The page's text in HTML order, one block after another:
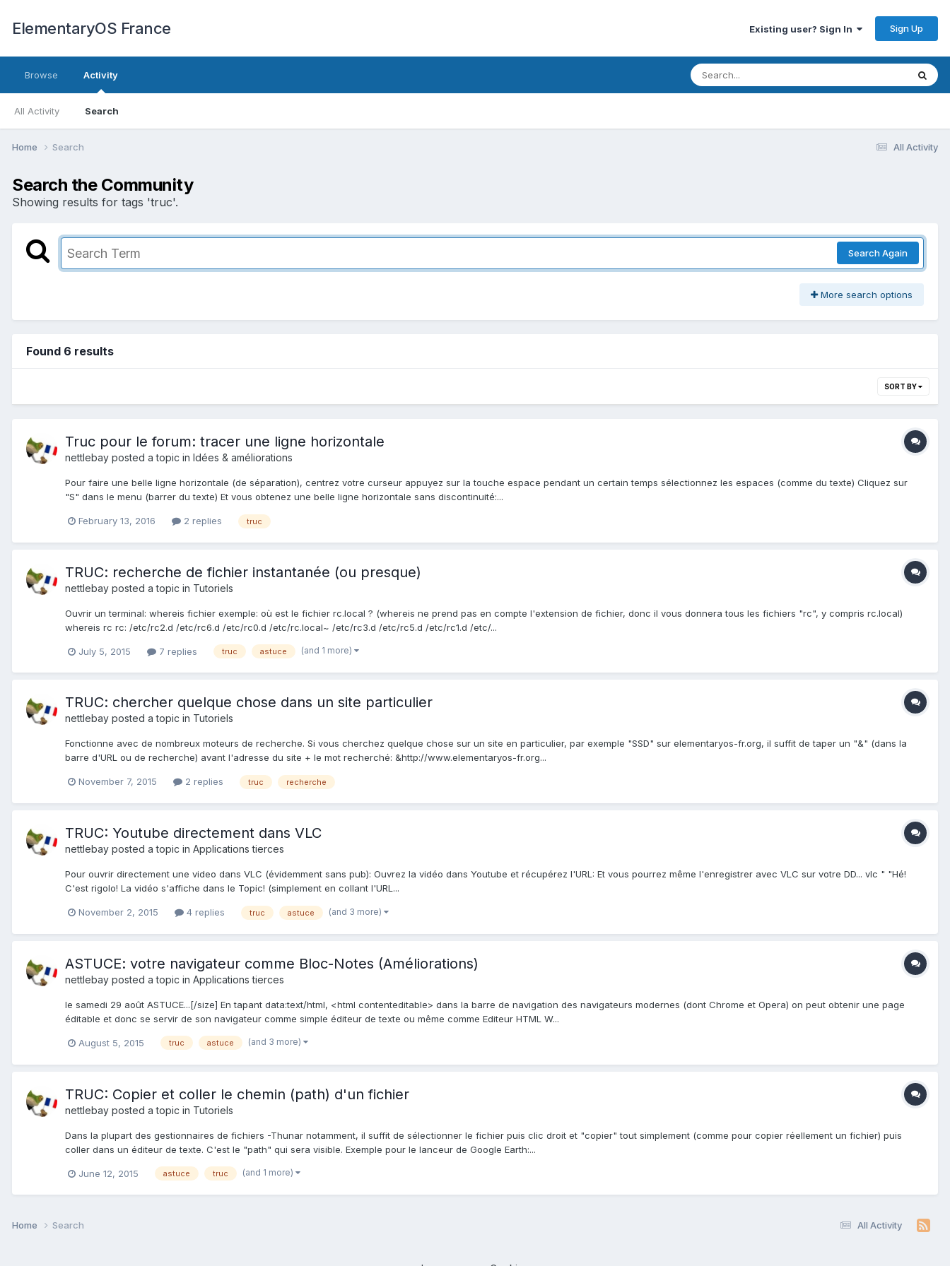
ElementaryOS France Existing user? Sign In Sign Up
Browse Activity
All Activity Search
All Activity
Home Search
Search the Community
Showing results for tags 'truc'.
Search Again
More search options
Found 6 results
SORT BY
Truc pour le forum: tracer une ligne horizontale
nettlebay posted a topic in Idées & améliorations
Pour faire une belle ligne horizontale (de séparation), centrez votre curseur appuyez sur la touche espace pendant un certain temps sélectionnez les espaces (comme du texte) Cliquez sur
"S" dans le menu (barrer du texte) Et vous obtenez une belle ligne horizontale sans discontinuité:...
February 13, 2016 2 replies truc
TRUC: recherche de fichier instantanée (ou presque)
nettlebay posted a topic in Tutoriels
Ouvrir un terminal: whereis fichier exemple: où est le fichier rc.local ? (whereis ne prend pas en compte l'extension de fichier, donc il vous donnera tous les fichiers "rc", y compris rc.local)
whereis rc rc: /etc/rc2.d /etc/rc6.d /etc/rc0.d /etc/rc.local~ /etc/rc3.d /etc/rc5.d /etc/rc1.d /etc/...
July 5, 2015 7 replies truc astuce (and 1 more)
TRUC: chercher quelque chose dans un site particulier
nettlebay posted a topic in Tutoriels
Fonctionne avec de nombreux moteurs de recherche. Si vous cherchez quelque chose sur un site en particulier, par exemple "SSD" sur elementaryos-fr.org, il suffit de taper un "&" (dans la
barre d'URL ou de recherche) avant l'adresse du site + le mot recherché: &http://www.elementaryos-fr.org...
November 7, 2015 2 replies truc recherche
TRUC: Youtube directement dans VLC
nettlebay posted a topic in Applications tierces
Pour ouvrir directement une video dans VLC (évidemment sans pub): Ouvrez la vidéo dans Youtube et récupérez l'URL: Et vous pourrez même l'enregistrer avec VLC sur votre DD... vlc " "Hé!
C'est rigolo! La vidéo s'affiche dans le Topic! (simplement en collant l'URL...
November 2, 2015 4 replies truc astuce (and 3 more)
ASTUCE: votre navigateur comme Bloc-Notes (Améliorations)
nettlebay posted a topic in Applications tierces
le samedi 29 août ASTUCE...[/size] En tapant data:text/html, <html contenteditable> dans la barre de navigation des navigateurs modernes (dont Chrome et Opera) on peut obtenir une page
éditable et donc se servir de son navigateur comme simple éditeur de texte ou même comme Editeur HTML W...
August 5, 2015 truc astuce (and 3 more)
TRUC: Copier et coller le chemin (path) d'un fichier
nettlebay posted a topic in Tutoriels
Dans la plupart des gestionnaires de fichiers -Thunar notamment, il suffit de sélectionner le fichier puis clic droit et "copier" tout simplement (comme pour copier réellement un fichier) puis
coller dans un éditeur de texte. C'est le "path" qui sera visible. Exemple pour le lanceur de Google Earth:...
June 12, 2015 astuce truc (and 1 more)
All Activity
Home Search